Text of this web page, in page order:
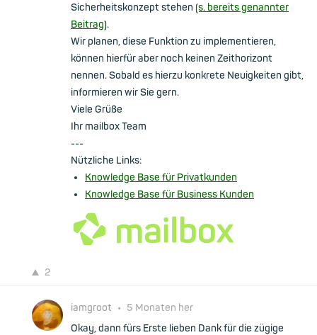
Sicherheitskonzept stehen (s. bereits genannter
Beitrag).
Wir planen, diese Funktion zu implementieren,
können hierfür aber noch keinen Zeithorizont
nennen. Sobald es hierzu konkrete Neuigkeiten gibt,
informieren wir Sie gern.
Viele Grüße
Ihr mailbox Team
---
Nützliche Links:
Knowledge Base für Privatkunden
Knowledge Base für Business Kunden
2
iamgroot • 5 Monaten her
Okay, dann fürs Erste lieben Dank für die zügige